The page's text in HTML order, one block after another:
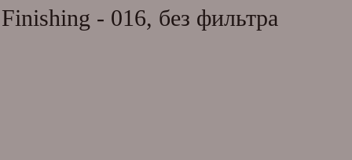
- 016, без фильтра